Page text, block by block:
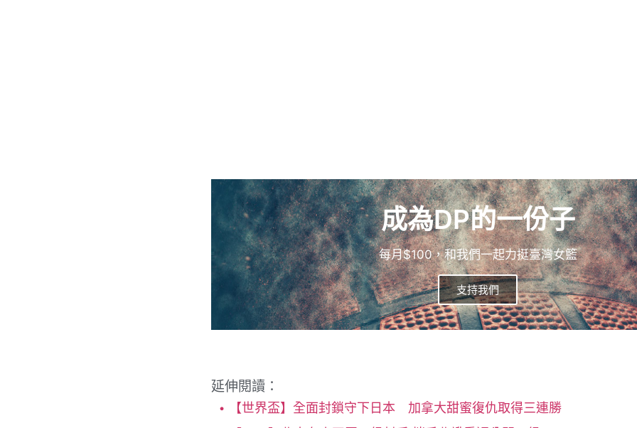
成為DP的一份子
每月$100，和我們一起力挺臺灣女籃
支持我們
延伸閱讀：
【世界盃】全面封鎖守下日本 加拿大甜蜜復仇取得三連勝